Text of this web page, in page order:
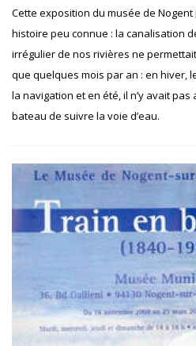
Cette exposition du musée de
histoire peu connue : la canalisation
irrégulier de nos rivières ne
que quelques mois par an : en hiver,
la navigation et en été, il n’y avait
bateau de suivre la voie d’eau.